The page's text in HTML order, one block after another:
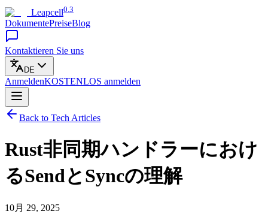
Leapcell0.3
DokumentePreiseBlog
Kontaktieren Sie uns
DE
AnmeldenKOSTENLOS anmelden
Back to Tech Articles
Rust非同期ハンドラーにおけ
るSendとSyncの理解
10月 29, 2025